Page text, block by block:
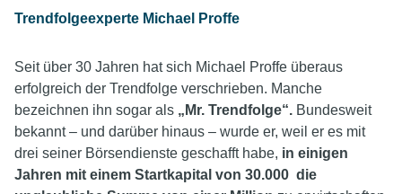
Trendfolgeexperte Michael Proffe
Seit über 30 Jahren hat sich Michael Proffe überaus
erfolgreich der Trendfolge verschrieben. Manche
bezeichnen ihn sogar als „Mr. Trendfolge“. Bundesweit
bekannt – und darüber hinaus – wurde er, weil er es mit
drei seiner Börsendienste geschafft habe, in einigen
Jahren mit einem Startkapital von 30.000 die